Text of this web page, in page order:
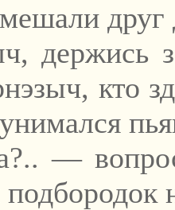
друг
, держись
, кто
—